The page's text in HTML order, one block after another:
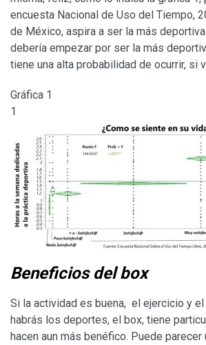
encuesta Nacional de Uso del Tiempo,
de México, aspira a ser la más
debería empezar por ser la más
tiene una alta probabilidad de ocurrir, si
Gráfica 1
1
Beneficios del box
Si la actividad es buena, el ejercicio y
habrás los deportes, el box, tiene
hacen aun más benéfico. Puede parecer